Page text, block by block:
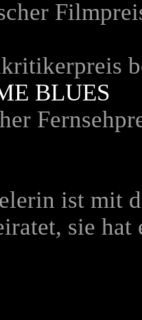
BLUES
ist mit
sie